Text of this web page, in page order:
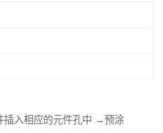
插入相应的元件孔中 →预涂